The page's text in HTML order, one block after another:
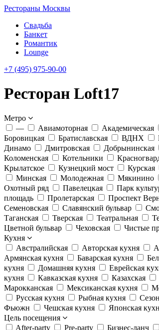
Рестораны Москвы
Свадьба
Банкет
Романтик
Lounge
+7 (495) 975-90-00
Ресторан Loft17
Метро
—
Авиамоторная Академическая
Боровицкая
Братиславская ВДНХ
Динамо
Дмитровская Добрынинская
Коломенская
Котельники
Крылатское
Кузнецкий мост Курская
Минская
Молодежная Мякинино
Охотный ряд
Павелецкая Парк
площадь
Пролетарская Проспект
Семеновская
Славянский бульвар
Таганская
Тверская Театральная
Цветной бульвар
Чеховская Чистые
Кухня
Австралийская
Авторская кухня
Армянская кухня
Баварская кухня
кухня
Домашняя кухня Еврейская
кухня
Кавказская кухня Казахская
Марокканская
Мексиканская кухня
Русская кухня
Рыбная кухня
Фьюжн
Чешская кухня Японская
Цель посещения
After-party
Pre-party Бизнес-ланч